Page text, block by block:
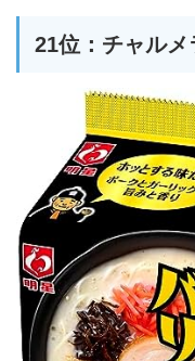
21位：チャル